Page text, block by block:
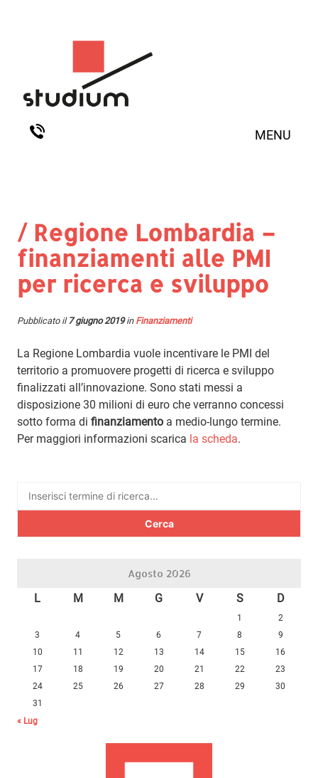
MENU
/ Regione Lombardia –
finanziamenti alle PMI
per ricerca e sviluppo
Pubblicato il 7 giugno 2019in Finanziamenti
La Regione Lombardia vuole incentivare le PMI del
territorio a promuovere progetti di ricerca e sviluppo
finalizzati all’innovazione. Sono stati messi a
disposizione 30 milioni di euro che verranno concessi
sotto forma di finanziamento a medio-lungo termine.
Per maggiori informazioni scarica la scheda.
Ricerca
Agosto 2026
L M M G V S D
1
2
3
4 5 6 7 8
9
10
11 12 13 14 15
16
17
18 19 20 21 22
23
24
25 26 27 28 29
30
31
« Lug